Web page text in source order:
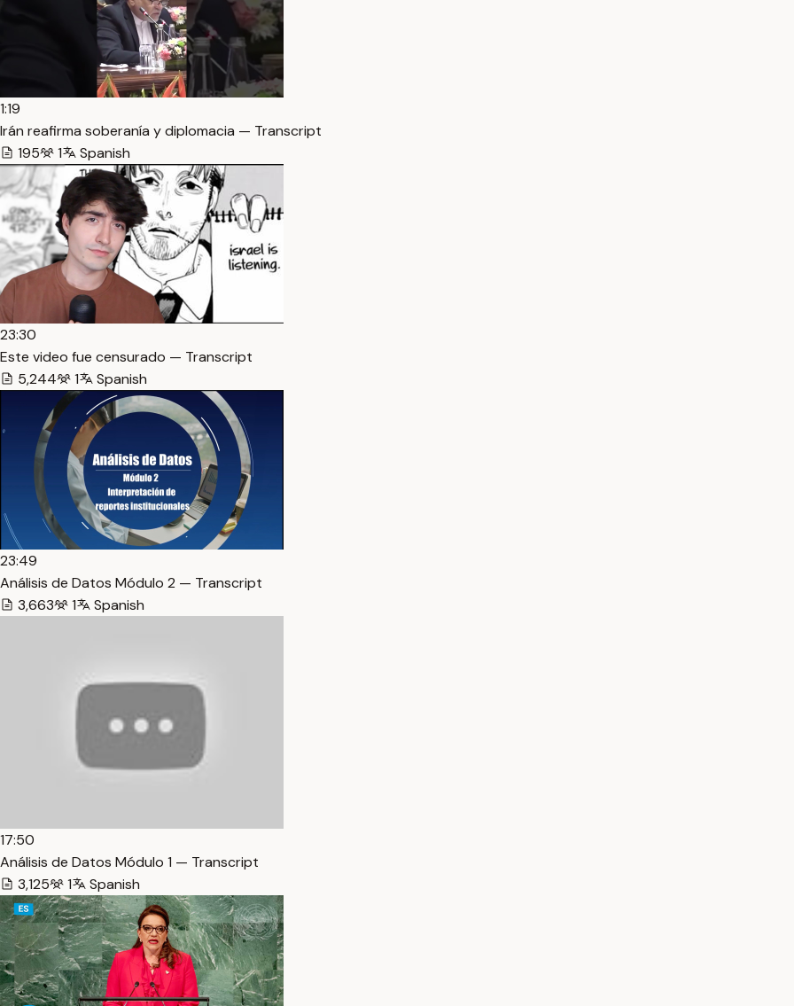
1:19
Irán reafirma soberanía y diplomacia — Transcript
195
1 Spanish
23:30
Este video fue censurado — Transcript
5,244
1 Spanish
23:49
Análisis de Datos Módulo 2 — Transcript
3,663
1 Spanish
17:50
Análisis de Datos Módulo 1 — Transcript
3,125
1 Spanish